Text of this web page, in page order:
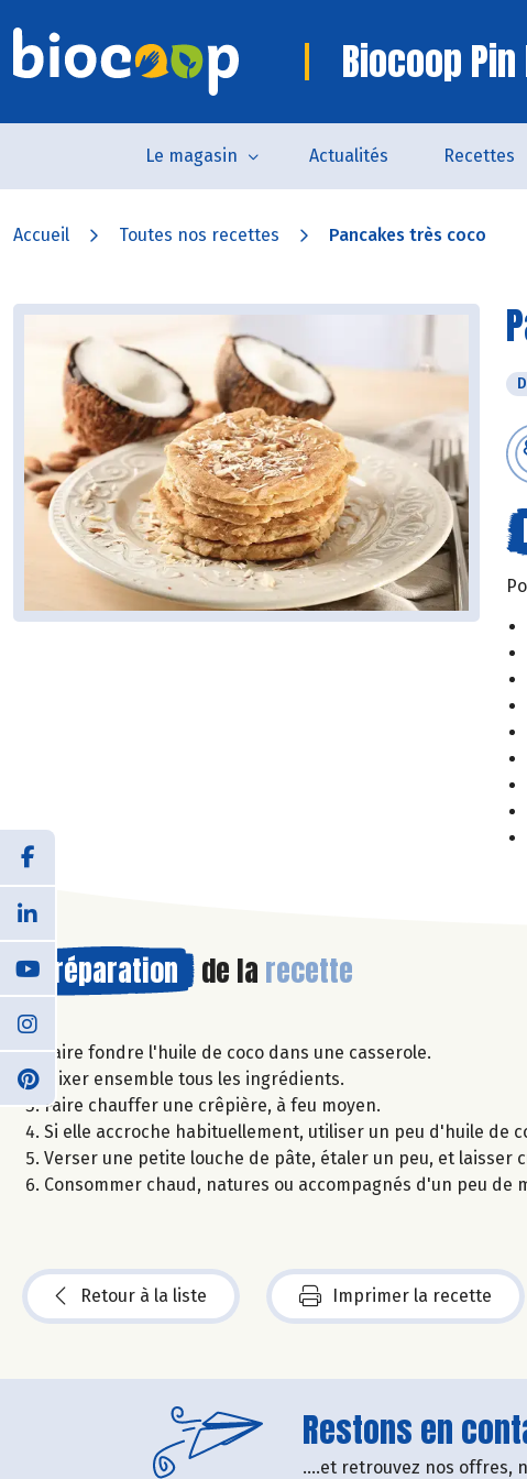
Biocoop
Le magasin Actualités Recettes
Accueil Toutes nos recettes Pancakes très coco
Préparation de la recette
Faire fondre l'huile de coco dans une casserole.
Mixer ensemble tous les ingrédients.
Faire chauffer une crêpière, à feu moyen.
Si elle accroche habituellement, utiliser un peu d'huile de
Verser une petite louche de pâte, étaler un peu, et laisser
Consommer chaud, natures ou accompagnés d'un peu de
Retour à la liste Imprimer la recette
Restons en
....et retrouvez nos offres,